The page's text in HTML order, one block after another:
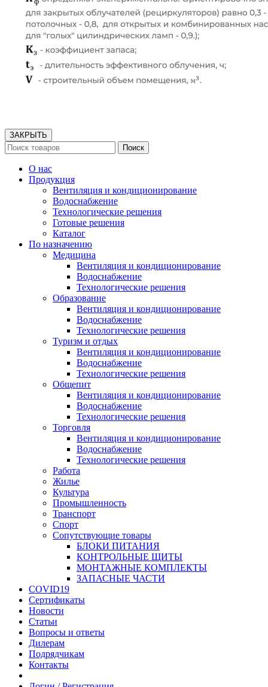
ЗАКРЫТЬ
Поиск
О нас
Продукция
Вентиляция и кондиционирование
Водоснабжение
Технологические решения
Готовые решения
Каталог
По назначению
Медицина
Вентиляция и кондиционирование
Водоснабжение
Технологические решения
Образование
Вентиляция и кондиционирование
Водоснабжение
Технологические решения
Туризм и отдых
Вентиляция и кондиционирование
Водоснабжение
Технологические решения
Общепит
Вентиляция и кондиционирование
Водоснабжение
Технологические решения
Торговля
Вентиляция и кондиционирование
Водоснабжение
Технологические решения
Работа
Жилье
Культура
Промышленность
Транспорт
Спорт
Сопутствующие товары
БЛОКИ ПИТАНИЯ
КОНТРОЛЬНЫЕ ЩИТЫ
МОНТАЖНЫЕ КОМПЛЕКТЫ
ЗАПАСНЫЕ ЧАСТИ
COVID19
Сертификаты
Новости
Статьи
Вопросы и ответы
Дилерам
Подрядчикам
Контакты